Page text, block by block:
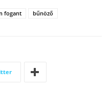
fogant bűnöző